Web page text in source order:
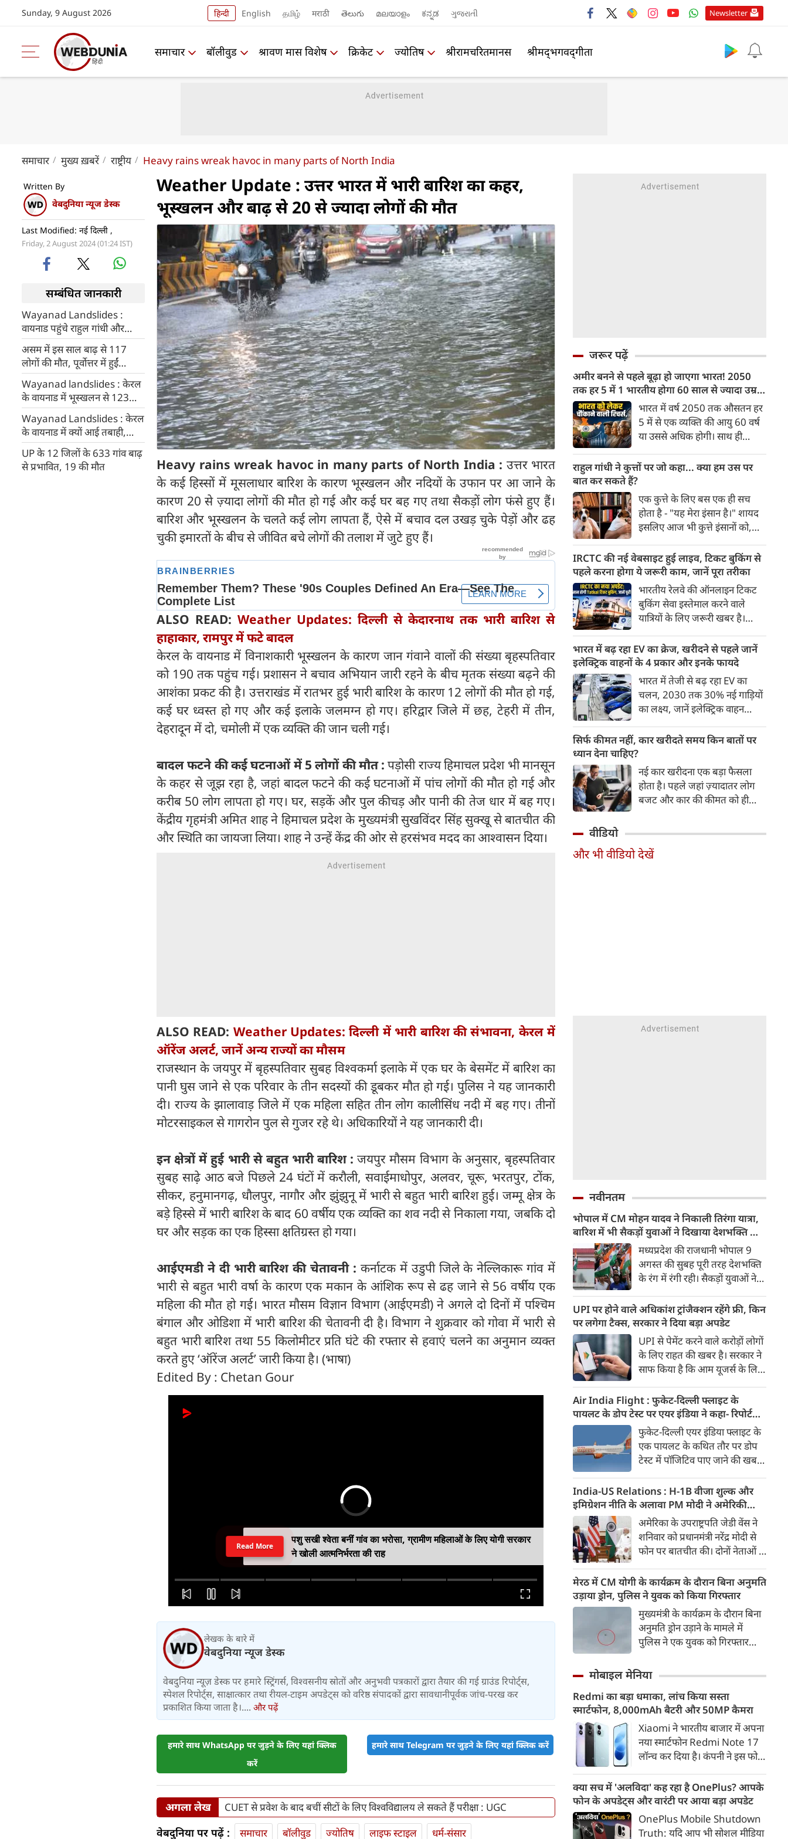
Sunday, 9 August 2026 हिन्दी English தமிழ் मराठी తెలుగు മലയാളം ಕನ್ನಡ ગુજરાતી Newsletter
समाचार बॉलीवुड श्रावण मास विशेष क्रिकेट ज्योतिष श्रीरामचरितमानस श्रीमद्‍भगवद्‍गीता
समाचार मुख्य ख़बरें राष्ट्रीय Heavy rains wreak havoc in many parts of North India
Written By
वेबदुनिया न्यूज डेस्क
Last Modified: नई दिल्ली ,
Friday, 2 August 2024 (01:24 IST)
सम्बंधित जानकारी
Wayanad Landslides :
वायनाड पहुंचे राहुल गांधी और
प्रियंका, भूस्खलन प्रभावित क्षेत्रों का
किया दौरा
असम में इस साल बाढ़ से 117
लोगों की मौत, पूर्वोत्तर में हुईं
भूस्खलन की 196 घटनाएं
Wayanad landslides : केरल
के वायनाड में भूस्खलन से 123
लोगों की मौत, 128 घायल, सेना
और NDRF ने संभाला मोर्चा
Wayanad Landslides : केरल
के वायनाड में क्यों आई तबाही,
वैज्ञानिक और विशेषज्ञों ने बताया
कारण
UP के 12 जिलों के 633 गांव बाढ़
से प्रभावित, 19 की मौत
Weather Update : उत्तर भारत में भारी बारिश का कहर,
भूस्खलन और बाढ़ से 20 से ज्‍यादा लोगों की मौत
Heavy rains wreak havoc in many parts of North India : उत्तर भारत
के कई हिस्सों में मूसलाधार बारिश के कारण भूस्खलन और नदियों के उफान पर आ जाने के
कारण 20 से ज़्यादा लोगों की मौत हो गई और कई घर बह गए तथा सैकड़ों लोग फंसे हुए हैं।
बारिश और भूस्खलन के चलते कई लोग लापता हैं, ऐसे में बचाव दल उखड़ चुके पेड़ों और ढह
चुकी इमारतों के बीच से जीवित बचे लोगों की तलाश में जुटे हुए हैं।
ALSO READ: Weather Updates: दिल्ली से केदारनाथ तक भारी बारिश से
हाहाकार, रामपुर में फटे बादल
केरल के वायनाड में विनाशकारी भूस्खलन के कारण जान गंवाने वालों की संख्या बृहस्पतिवार
को 190 तक पहुंच गई। प्रशासन ने बचाव अभियान जारी रहने के बीच मृतक संख्या बढ़ने की
आशंका प्रकट की है। उत्तराखंड में रातभर हुई भारी बारिश के कारण 12 लोगों की मौत हो गई,
कई घर ध्वस्त हो गए और कई इलाके जलमग्न हो गए। हरिद्वार जिले में छह, टेहरी में तीन,
देहरादून में दो, चमोली में एक व्यक्ति की जान चली गई।
बादल फटने की कई घटनाओं में 5 लोगों की मौत :पड़ोसी राज्य हिमाचल प्रदेश भी मानसून
के कहर से जूझ रहा है, जहां बादल फटने की कई घटनाओं में पांच लोगों की मौत हो गई और
करीब 50 लोग लापता हो गए। घर, सड़कें और पुल कीचड़ और पानी की तेज धार में बह गए।
केंद्रीय गृहमंत्री अमित शाह ने हिमाचल प्रदेश के मुख्यमंत्री सुखविंदर सिंह सुक्खू से बातचीत की
और स्थिति का जायजा लिया। शाह ने उन्हें केंद्र की ओर से हरसंभव मदद का आश्वासन दिया।
ALSO READ: Weather Updates: दिल्ली में भारी बारिश की संभावना, केरल में
ऑरेंज अलर्ट, जानें अन्य राज्यों का मौसम
राजस्थान के जयपुर में बृहस्पतिवार सुबह विश्वकर्मा इलाके में एक घर के बेसमेंट में बारिश का
पानी घुस जाने से एक परिवार के तीन सदस्यों की डूबकर मौत हो गई। पुलिस ने यह जानकारी
दी। राज्य के झालावाड़ जिले में एक महिला सहित तीन लोग कालीसिंध नदी में बह गए। तीनों
मोटरसाइकल से गागरोन पुल से गुजर रहे थे। अधिकारियों ने यह जानकारी दी।
इन क्षेत्रों में हुई भारी से बहुत भारी बारिश :जयपुर मौसम विभाग के अनुसार, बृहस्पतिवार
सुबह साढ़े आठ बजे पिछले 24 घंटों में करौली, सवाईमाधोपुर, अलवर, चूरू, भरतपुर, टोंक,
सीकर, हनुमानगढ़, धौलपुर, नागौर और झुंझुनू में भारी से बहुत भारी बारिश हुई। जम्मू क्षेत्र के
बड़े हिस्से में भारी बारिश के बाद 60 वर्षीय एक व्यक्ति का शव नदी से निकाला गया, जबकि दो
घर और सड़क का एक हिस्सा क्षतिग्रस्त हो गया।
आईएमडी ने दी भारी बारिश की चेतावनी : कर्नाटक में उडुपी जिले के नेल्लिकारू गांव में
भारी से बहुत भारी वर्षा के कारण एक मकान के आंशिक रूप से ढह जाने से 56 वर्षीय एक
महिला की मौत हो गई। भारत मौसम विज्ञान विभाग (आईएमडी) ने अगले दो दिनों में पश्चिम
बंगाल और ओडिशा में भारी बारिश की चेतावनी दी है। विभाग ने शुक्रवार को गोवा में भारी से
बहुत भारी बारिश तथा 55 किलोमीटर प्रति घंटे की रफ्तार से हवाएं चलने का अनुमान व्यक्त
करते हुए ‘ऑरेंज अलर्ट’ जारी किया है। (भाषा)
Edited By : Chetan Gour
पशु सखी श्वेता बनीं गांव का भरोसा, ग्रामीण महिलाओं के लिए योगी सरकार
ने खोली आत्मनिर्भरता की राह
लेखक के बारे में
वेबदुनिया न्यूज डेस्क
वेबदुनिया न्यूज़ डेस्क पर हमारे स्ट्रिंगर्स, विश्वसनीय स्रोतों और अनुभवी पत्रकारों द्वारा तैयार की गई ग्राउंड रिपोर्ट्स,
स्पेशल रिपोर्ट्स, साक्षात्कार तथा रीयल-टाइम अपडेट्स को वरिष्ठ संपादकों द्वारा सावधानीपूर्वक जांच-परख कर
प्रकाशित किया जाता है।.... और पढ़ें
हमारे साथ WhatsApp पर जुड़ने के लिए यहां क्लिक
करें
हमारे साथ Telegram पर जुड़ने के लिए यहां क्लिक करें
अगला लेख CUET से प्रवेश के बाद बचीं सीटों के लिए विश्वविद्यालय ले सकते हैं परीक्षा : UGC
वेबदुनिया पर पढ़ें : समाचार बॉलीवुड ज्योतिष लाइफ स्‍टाइल
धर्म-संसार
जरूर पढ़ें
अमीर बनने से पहले बूढ़ा हो जाएगा भारत! 2050
तक हर 5 में 1 भारतीय होगा 60 साल से ज्यादा उम्र
का
भारत में वर्ष 2050 तक औसतन हर
5 में से एक व्यक्ति की आयु 60 वर्ष
या उससे अधिक होगी। साथ ही
भारत में रहेंगे। ‘ट्रांसफॉर्म रूरल
अनुसार भारत विकसित देशों के
विपरीत समृद्ध बनने से पहले ही वृद्ध
होती आबादी वाले देश की श्रेणी में
पहुंच रहा है।
राहुल गांधी ने कुत्तों पर जो कहा... क्या हम उस पर
बात कर सकते हैं?
एक कुत्ते के लिए बस एक ही सच
होता है - "यह मेरा इंसान है।" शायद
इसलिए आज भी कुत्ते इंसानों को,
भू-राजनीति से लेकर कृत्रिम
बुद्धिमत्ता, जलवायु परिवर्तन से लेकर
क्रिकेट तक हर विषय पर बहस कर
सकते हैं, तो उस जीव पर भी एक
गंभीर चर्चा बनती है जिसने किसी भी
सभ्यता से पहले इंसान का साथ चुना
था। दुर्भाग्य यह है कि आज कुत्तों के
बारे में हमारी राय पशु-चिकित्सकों,
व्यवहार वैज्ञानिकों या विशेषज्ञों से
कम... और व्हाट्सऐप यूनिवर्सिटी से
ज़्यादा बनती है।
IRCTC की नई वेबसाइट हुई लाइव, टिकट बुकिंग से
पहले करना होगा ये जरूरी काम, जानें पूरा तरीका
भारतीय रेलवे की ऑनलाइन टिकट
बुकिंग सेवा इस्तेमाल करने वाले
यात्रियों के लिए जरूरी खबर है।
वेबसाइट का बीटा वर्जन लॉन्च कर
दिया है। करीब 24 साल पुराने
इंटरफेस के बाद वेबसाइट को नए
डिजाइन और कई नए फीचर्स के साथ
अपडेट किया गया है।
भारत में बढ़ रहा EV का क्रेज, खरीदने से पहले जानें
इलेक्ट्रिक वाहनों के 4 प्रकार और इनके फायदे
भारत में तेजी से बढ़ रहा EV का
चलन, 2030 तक 30% नई गाड़ियों
का लक्ष्य, जानें इलेक्ट्रिक वाहन
200 अरब रुपए का मौका
सिर्फ कीमत नहीं, कार खरीदते समय किन बातों पर
ध्यान देना चाहिए?
नई कार खरीदना एक बड़ा फैसला
होता है। पहले जहां ज़्यादातर लोग
बजट और कार की कीमत को ही
खरीदते समय किन बातों पर ध्यान
वीडियो
और भी वीडियो देखें
नवीनतम
भोपाल में CM मोहन यादव ने निकाली तिरंगा यात्रा,
बारिश में भी सैकड़ों युवाओं ने दिखाया देशभक्ति का
जज्बा
मध्यप्रदेश की राजधानी भोपाल 9
अगस्त की सुबह पूरी तरह देशभक्ति
के रंग में रंगी रही। सैकड़ों युवाओं ने
निकाली और राष्ट्र सर्वोपरि का संदेश
दिया। इस दौरान आलम यह था कि
बारिश के बीच भी युवाओं का जोश
कम नहीं हुआ। उन्होंने जोर-शोर से
यह यात्रा निकाली और लोगों को प्रेरित
किया। मुख्यमंत्री डॉ. मोहन यादव ने
इस 'तिरंगा यात्रा' का शुभारंभ किया।
UPI पर होने वाले अधिकांश ट्रांजैक्शन रहेंगे फ्री, किन
पर लगेगा टैक्स, सरकार ने दिया बड़ा अपडेट
UPI से पेमेंट करने वाले करोड़ों लोगों
के लिए राहत की खबर है। सरकार ने
साफ किया है कि आम यूजर्स के लिए
एक व्यक्ति से दूसरे व्यक्ति को पैसे
भेजने यानी Person-to-Person
(P2P) UPI ट्रांजैक्शन पर कोई चार्ज
नहीं लगेगा। इसके अलावा ज्यादातर
मर्चेंट पेमेंट भी बिना शुल्क के जारी
रहने की उम्मीद है।
Air India Flight : फुकेट-दिल्ली फ्लाइट के
पायलट के डोप टेस्ट पर एयर इंडिया ने कहा- रिपोर्ट
नहीं मिली, टिप्पणी की स्थिति में नहीं
फुकेट-दिल्ली एयर इंडिया फ्लाइट के
एक पायलट के कथित तौर पर डोप
टेस्ट में पॉजिटिव पाए जाने की खबरों
अभी तक टेस्ट रिपोर्ट उपलब्ध नहीं
कराई गई है। एयरलाइन ने कहा कि
रिपोर्ट उसके पास नहीं होने के कारण
वह इस मामले में किसी निष्कर्ष पर
टिप्पणी करने की स्थिति में नहीं है।
India-US Relations : H-1B वीजा शुल्क और
इमिग्रेशन नीति के अलावा PM मोदी ने अमेरिकी
उपराष्ट्रपति जेडी वेंस किन मुद्दों पर की चर्चा
अमेरिका के उपराष्ट्रपति जेडी वेंस ने
शनिवार को प्रधानमंत्री नरेंद्र मोदी से
फोन पर बातचीत की। दोनों नेताओं ने
रणनीतिक साझेदारी को और मजबूत
करने के तरीकों पर चर्चा की।
बातचीत के दौरान व्यापार, रक्षा,
ऊर्जा सुरक्षा, महत्वपूर्ण खनिज और
उभरती तकनीकों जैसे प्रमुख मुद्दों पर
विचार-विमर्श हुआ।
मेरठ में CM योगी के कार्यक्रम के दौरान बिना अनुमति
उड़ाया ड्रोन, पुलिस ने युवक को किया गिरफ्तार
मुख्यमंत्री के कार्यक्रम के दौरान बिना
अनुमति ड्रोन उड़ाने के मामले में
पुलिस ने एक युवक को गिरफ्तार
दो ड्रोन उड़ते हुए दिखाई दिए थे। जांच
से उड़ाया जा रहा था, जबकि दूसरा
ड्रोन बिना अनुमति उड़ता पाया गया।
मोबाइल मेनिया
Redmi का बड़ा धमाका, लांच किया सस्ता
स्मार्टफोन, 8,000mAh बैटरी और 50MP कैमरा
Xiaomi ने भारतीय बाजार में अपना
नया स्मार्टफोन Redmi Note 17
लॉन्च कर दिया है। कंपनी ने इस फोन
डिस्प्ले, 8,000mAh की बड़ी बैटरी
और Qualcomm Snapdragon
चिपसेट के साथ पेश किया है। फोन में
50MP का मेन कैमरा दिया गया है।
क्या सच में 'अलविदा' कह रहा है OnePlus? आपके
फोन के अपडेट्स और वारंटी पर आया बड़ा अपडेट
OnePlus Mobile Shutdown
Truth: यदि आप भी सोशल मीडिया